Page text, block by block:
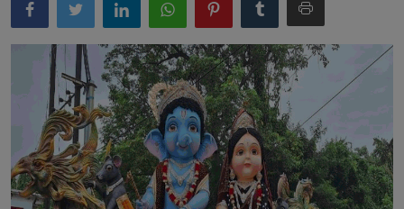
टेक्नॉलॉजी
बॉलीवुड
धर्म
बिजनेस